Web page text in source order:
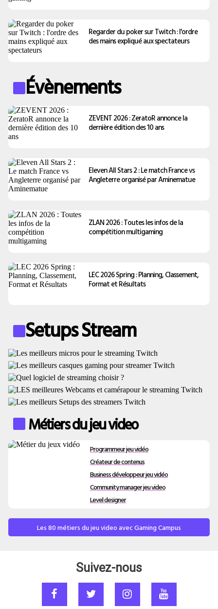
Regarder du poker sur Twitch : l'ordre
des mains expliqué aux spectateurs
Évènements
ZEVENT 2026 : ZeratoR annonce la
dernière édition des 10 ans
Eleven All Stars 2 : Le match France vs
Angleterre organisé par Aminematue
ZLAN 2026 : Toutes les infos de la
compétition multigaming
LEC 2026 Spring : Planning, Classement,
Format et Résultats
Setups Stream
Métiers du jeu video
Programmeur jeu vidéo
Créateur de contenus
Business développeur jeu vidéo
Community manager jeu video
Level designer
Les 80 métiers du jeu video avec Gaming Campus
Suivez-nous